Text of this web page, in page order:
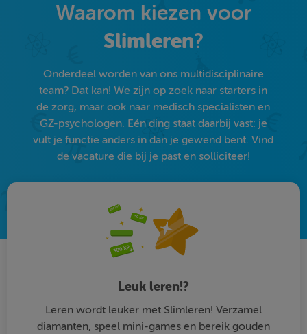
Waarom kiezen voor
Slimleren?
Onderdeel worden van ons multidisciplinaire
team? Dat kan! We zijn op zoek naar starters in
de zorg, maar ook naar medisch specialisten en
GZ-psychologen. Eén ding staat daarbij vast: je
vult je functie anders in dan je gewend bent. Vind
de vacature die bij je past en solliciteer!
Leuk leren!?
Leren wordt leuker met Slimleren! Verzamel
diamanten, speel mini-games en bereik gouden